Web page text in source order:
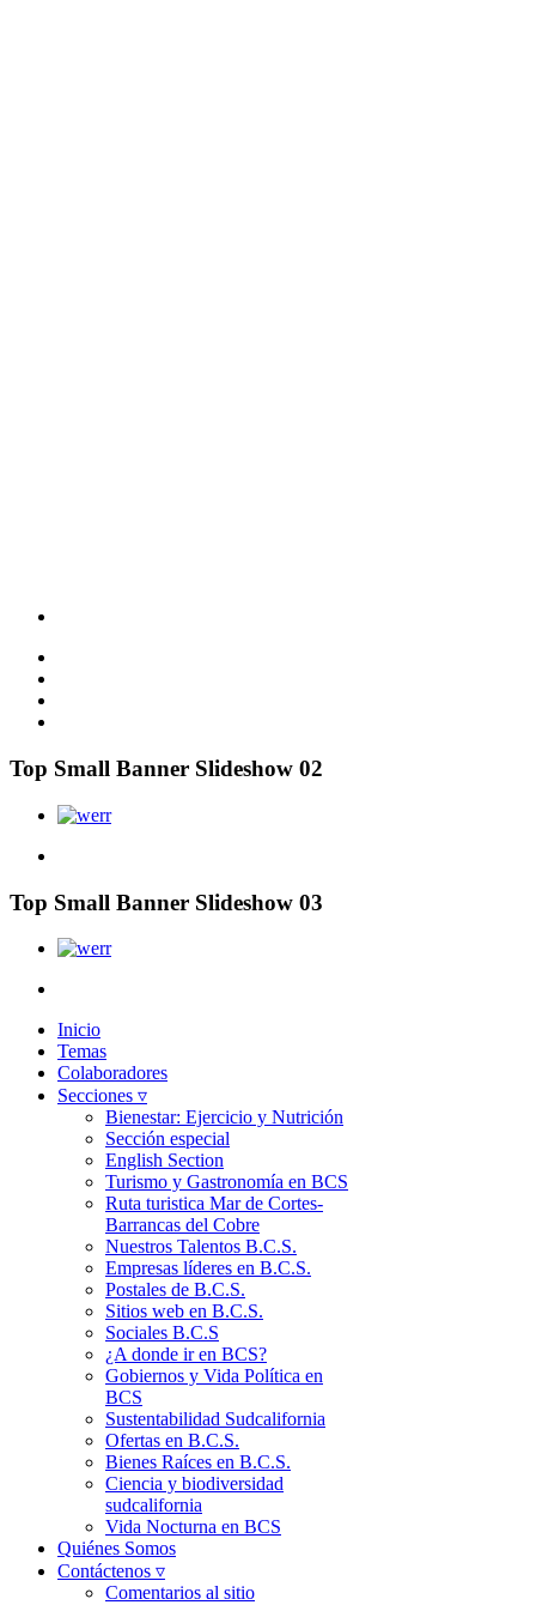
Top Small Banner Slideshow 02
Top Small Banner Slideshow 03
Inicio
Temas
Colaboradores
Secciones ▿
Bienestar: Ejercicio y Nutrición
Sección especial
English Section
Turismo y Gastronomía en BCS
Ruta turistica Mar de Cortes-
Barrancas del Cobre
Nuestros Talentos B.C.S.
Empresas líderes en B.C.S.
Postales de B.C.S.
Sitios web en B.C.S.
Sociales B.C.S
¿A donde ir en BCS?
Gobiernos y Vida Política en
BCS
Sustentabilidad Sudcalifornia
Ofertas en B.C.S.
Bienes Raíces en B.C.S.
Ciencia y biodiversidad
sudcalifornia
Vida Nocturna en BCS
Quiénes Somos
Contáctenos ▿
Comentarios al sitio